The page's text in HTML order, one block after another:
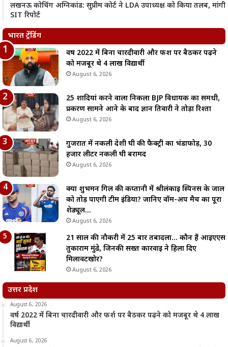
लखनऊ कोचिंग अग्निकांड: सुप्रीम कोर्ट ने LDA उपाध्यक्ष को किया तलब, मांगी
SIT रिपोर्ट
भारत ट्रेंडिंग
वर्ष 2022 में बिना चारदीवारी और फर्श पर बैठकर पढ़ने
को मजबूर थे 4 लाख विद्यार्थी
August 6, 2026
25 शादियां करने वाला निकला BJP विधायक का समधी,
प्रकरण सामने आने के बाद ज्ञान तिवारी ने तोड़ा रिश्ता
August 6, 2026
गुजरात में नकली देशी घी की फैक्ट्री का भंडाफोड़, 30
हजार लीटर नकली घी बरामद
August 6, 2026
क्या शुभमन गिल की कप्तानी में श्रीलंकाई स्पिनर्स के जाल
को तोड़ पाएगी टीम इंडिया? जानिए वॉर्म-अप मैच का पूरा
शेड्यूल…
August 6, 2026
21 साल की नौकरी में 25 बार तबादला… कौन हैं आईएएस
तुकाराम मुंढे, जिनकी सख्त कार्रवाई ने हिला दिए
मिलावटखोर?
August 6, 2026
उत्तर प्रदेश
August 6, 2026
वर्ष 2022 में बिना चारदीवारी और फर्श पर बैठकर पढ़ने को मजबूर थे 4 लाख
विद्यार्थी
August 6, 2026